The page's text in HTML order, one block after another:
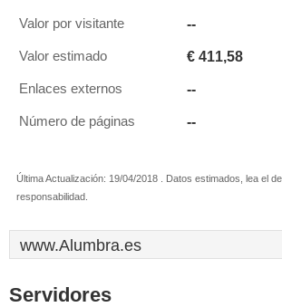
Valor por visitante --
Valor estimado € 411,58
Enlaces externos --
Número de páginas --
Última Actualización: 19/04/2018 . Datos estimados, lea el
responsabilidad.
www.Alumbra.es
Servidores